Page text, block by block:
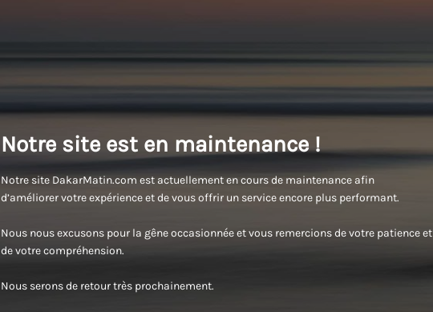
Notre site est en maintenance !
Notre site DakarMatin.com est actuellement en cours de maintenance afin
d’améliorer votre expérience et de vous offrir un service encore plus performant.
Nous nous excusons pour la gêne occasionnée et vous remercions de votre patience et
de votre compréhension.
Nous serons de retour très prochainement.